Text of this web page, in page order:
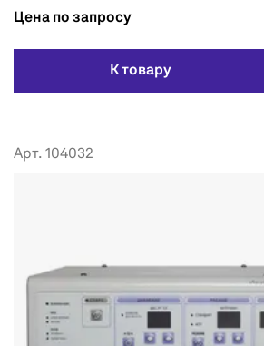
Цена по запросу
К товару
Арт. 104032